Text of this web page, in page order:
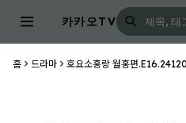
카카오TV
홈 드라마 호요소홍랑 월홍편